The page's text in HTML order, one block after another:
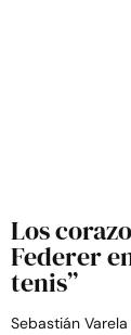
Los
Federer
tenis”
Sebastián Varela